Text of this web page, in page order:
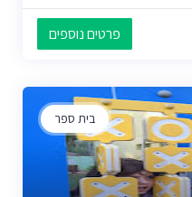
פרטים נוספים
בית ספר